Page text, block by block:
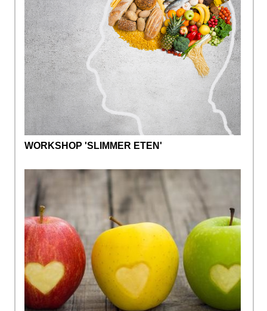
WORKSHOP 'SLIMMER ETEN'